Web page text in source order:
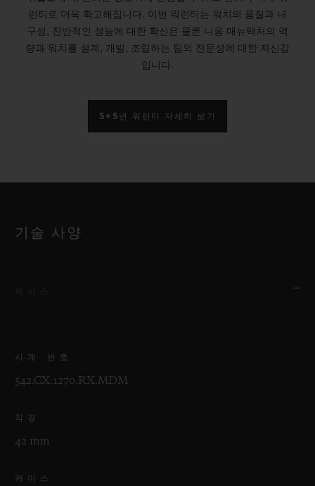
런티로 더욱 확고해집니다. 이번 워런티는 워치의 품질과 내
구성, 전반적인 성능에 대한 확신은 물론 니옹 매뉴팩처의 역
량과 워치를 설계, 개발, 조립하는 팀의 전문성에 대한 자신감
입니다.
5+5년 워런티 자세히 보기
기술 사양
시계 번호
542.CX.1270.RX.MDM
직경
42 mm
케이스